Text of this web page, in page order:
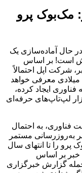
مک‌بوک پرو
حال آماده‌سازی یک
است! بر اساس
شرکت اپل احتمالاً
معرفی خواهد
ایجاد کرده،
لپ‌تاپ‌های حرفه‌ای
فناوری، به احتمال
به‌روزرسانی مستمر
را تا انتهای سال
خبر بر اساس
گزارش خبرگزاری